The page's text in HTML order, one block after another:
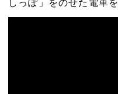
しっぽ」をのせた電車